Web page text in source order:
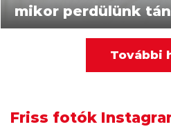
mikor perdülünk
elhozni a
világszerte, mint
További
Friss fotók